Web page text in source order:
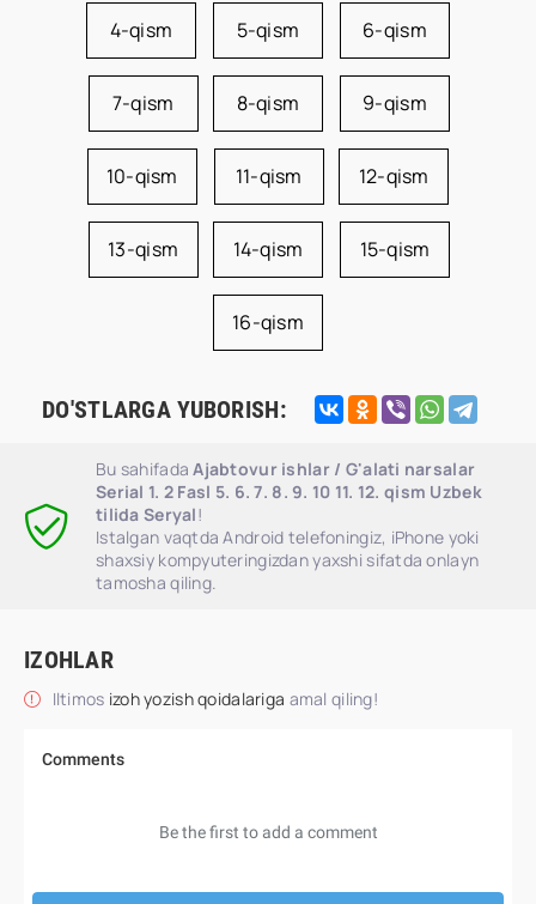
4-qism 5-qism 6-qism
7-qism 8-qism 9-qism
10-qism 11-qism 12-qism
13-qism 14-qism 15-qism
16-qism
DO'STLARGA YUBORISH:
Bu sahifadaAjabtovur ishlar / G'alati narsalar
Serial 1. 2 Fasl 5. 6. 7. 8. 9. 10 11. 12. qism Uzbek
tilida Seryal!
Istalgan vaqtda Android telefoningiz, iPhone yoki
shaxsiy kompyuteringizdan yaxshi sifatda onlayn
tamosha qiling.
IZOHLAR
Iltimos izoh yozish qoidalariga amal qiling!